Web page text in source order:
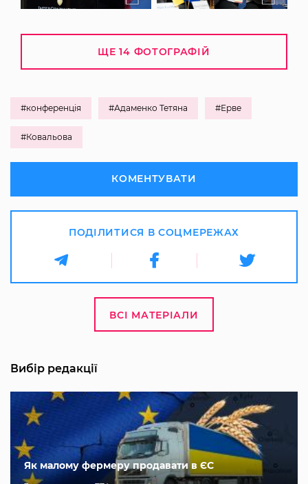
ЩЕ 14 ФОТОГРАФІЙ
#конференція #Адаменко Тетяна #Ерве
#Ковальова
КОМЕНТУВАТИ
ПОДІЛИТИСЯ В СОЦМЕРЕЖАХ
ВСІ МАТЕРІАЛИ
Вибір редакції
Як малому фермеру продавати в ЄС